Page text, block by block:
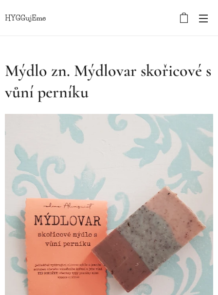
HYGGujEme
Mýdlo zn. Mýdlovar skořicové s
vůní perníku